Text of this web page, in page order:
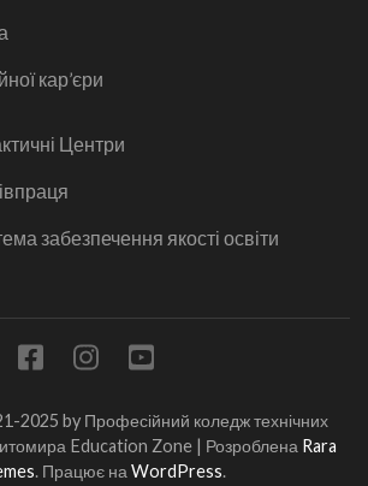
кар’єри
Центри
забезпечення якості освіти
2025 by Професійний коледж технічних
Education Zone | Розроблена Rara
. Працює на WordPress.